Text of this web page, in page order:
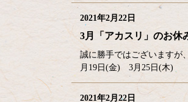
2021年2月22日
3月「アカスリ」のお休
誠に勝手ではございますが
月19日(金) 3月25日(木)
2021年2月22日